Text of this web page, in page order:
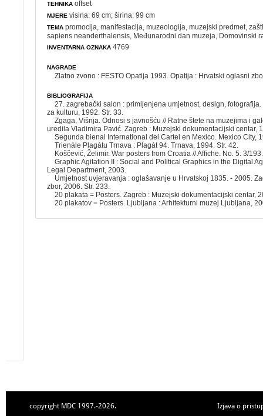
TEHNIKA offset
MJERE visina: 69 cm; širina: 99 cm
TEMA promocija ,manifestacija ,muzeologija ,muzejski predmet ,
sapiens neanderthalensis, Međunarodni dan muzeja Domovinski
INVENTARNA OZNAKA 4769
NAGRADE
Zlatno zvono : FESTO Opatija 1993. Opatija : Hrvatski oglasni
BIBLIOGRAFIJA
27. zagrebački salon : primijenjena umjetnost, design,
za kulturu, 1992. Str. 33.
Zgaga, Višnja. Odnosi s javnošću // Ratne štete na muzejima i
uredila Vladimira Pavić. Zagreb : Muzejski dokumentacijski centar,
Segunda bienal International del Cartel en Mexico. Mexico City,
Trienále Plagátu Trnava : Plagát 94. Trnava, 1994. Str. 42.
Koščević, Želimir. War posters from Croatia // Affiche. No. 5. 3/
Graphic Agitation II : Social and Political Graphics in the Digital
Legal Department, 2003.
Umjetnost uvjeravanja : oglašavanje u Hrvatskoj 1835. - 2005.
zbor, 2006. Str. 233.
20 plakata = Posters. Zagreb : Muzejski dokumentacijski centar,
20 plakatov = Posters. Ljubljana : Arhitekturni muzej Ljubljana,
copyright MDC 1997.-2026. Izjava o